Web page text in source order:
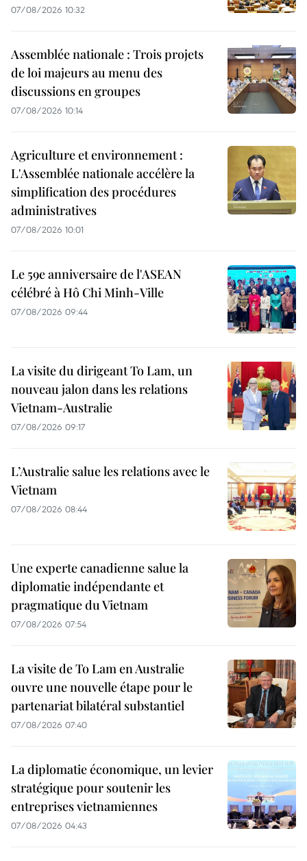
07/08/2026 10:32
Assemblée nationale : Trois projets
de loi majeurs au menu des
discussions en groupes
07/08/2026 10:14
Agriculture et environnement :
L'Assemblée nationale accélère la
simplification des procédures
administratives
07/08/2026 10:01
Le 59e anniversaire de l'ASEAN
célébré à Hô Chi Minh-Ville
07/08/2026 09:44
La visite du dirigeant To Lam, un
nouveau jalon dans les relations
Vietnam-Australie
07/08/2026 09:17
L’Australie salue les relations avec le
Vietnam
07/08/2026 08:44
Une experte canadienne salue la
diplomatie indépendante et
pragmatique du Vietnam
07/08/2026 07:54
La visite de To Lam en Australie
ouvre une nouvelle étape pour le
partenariat bilatéral substantiel
07/08/2026 07:40
La diplomatie économique, un levier
stratégique pour soutenir les
entreprises vietnamiennes
07/08/2026 04:43